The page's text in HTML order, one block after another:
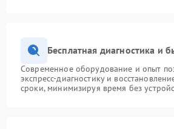
Бесплатная диагностика и
Современное оборудование и опыт
экспресс-диагностику и
сроки, минимизируя время без